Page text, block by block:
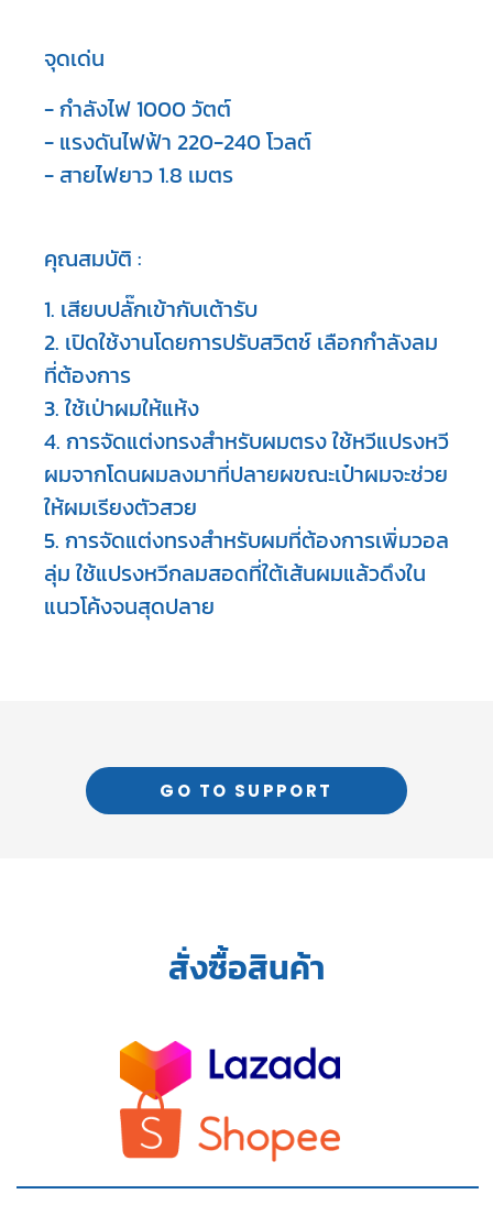
จุดเด่น
- กำลังไฟ 1000 วัตต์
- แรงดันไฟฟ้า 220-240 โวลต์
- สายไฟยาว 1.8 เมตร
คุณสมบัติ :
1. เสียบปลั๊กเข้ากับเต้ารับ
2. เปิดใช้งานโดยการปรับสวิตช์ เลือกกำลังลม
ที่ต้องการ
3. ใช้เป่าผมให้แห้ง
4. การจัดแต่งทรงสำหรับผมตรง ใช้หวีแปรงหวี
ผมจากโดนผมลงมาที่ปลายผขณะเป๋าผมจะช่วย
ให้ผมเรียงตัวสวย
5. การจัดแต่งทรงสำหรับผมที่ต้องการเพิ่มวอล
ลุ่ม ใช้แปรงหวีกลมสอดที่ใต้เส้นผมแล้วดึงใน
แนวโค้งจนสุดปลาย
GO TO SUPPORT
สั่งซื้อสินค้า